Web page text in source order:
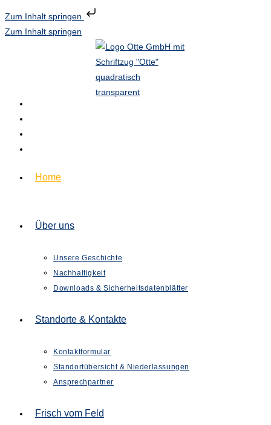
Zum Inhalt springen
Zum Inhalt springen
Home
Über uns
Unsere Geschichte
Nachhaltigkeit
Downloads & Sicherheitsdatenblätter
Standorte & Kontakte
Kontaktformular
Standortübersicht & Niederlassungen
Ansprechpartner
Frisch vom Feld